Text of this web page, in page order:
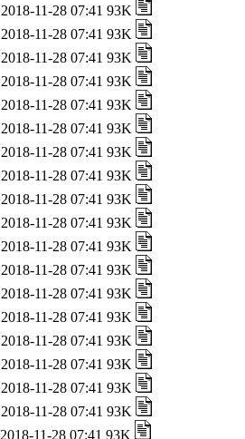
2018-11-28 07:41 93K
2018-11-28 07:41 93K
2018-11-28 07:41 93K
2018-11-28 07:41 93K
2018-11-28 07:41 93K
2018-11-28 07:41 93K
2018-11-28 07:41 93K
2018-11-28 07:41 93K
2018-11-28 07:41 93K
2018-11-28 07:41 93K
2018-11-28 07:41 93K
2018-11-28 07:41 93K
2018-11-28 07:41 93K
2018-11-28 07:41 93K
2018-11-28 07:41 93K
2018-11-28 07:41 93K
2018-11-28 07:41 93K
2018-11-28 07:41 93K
2018-11-28 07:41 93K